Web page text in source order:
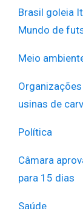
Brasil goleia
Mundo de
Meio
usinas de
Política
Câmara
para 15 dias
Saúde